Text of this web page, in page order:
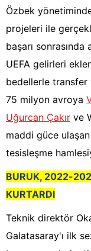
Özbek
projeleri ile
başarı
UEFA gelirleri
bedellerle transfer
75 milyon avroya
Uğurcan Çakır ve
maddi güce ulaşan
tesisleşme
BURUK, 2022-
KURTARDI
Teknik direktör
Galatasaray'ı ilk